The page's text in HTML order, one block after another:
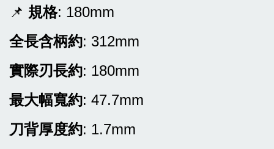
📌 規格: 180mm
全長含柄約: 312mm
實際刃長約: 180mm
最大幅寬約: 47.7mm
刀背厚度約: 1.7mm